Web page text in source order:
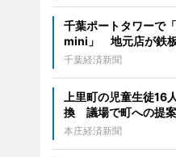
千葉ポートタワーで
mini」 地元店が鉄
千葉経済新聞
上里町の児童生徒16
換 議場で町への提
本庄経済新聞